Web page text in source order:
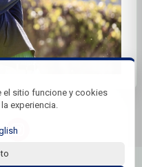
México | by Plus+Golf
el sitio funcione y cookies
experiencia.